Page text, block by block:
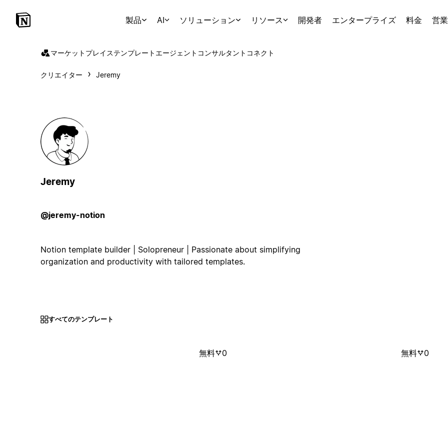
製品 AI ソリューション リソース 開発者 エンタープライズ 料金 営
マーケットプレイステンプレート エージェント コンサルタント コネクト
クリエイター Jeremy
Jeremy
@jeremy-notion
Notion template builder | Solopreneur | Passionate about simplifying
organization and productivity with tailored templates.
すべてのテンプレート
無料 0 無料 0